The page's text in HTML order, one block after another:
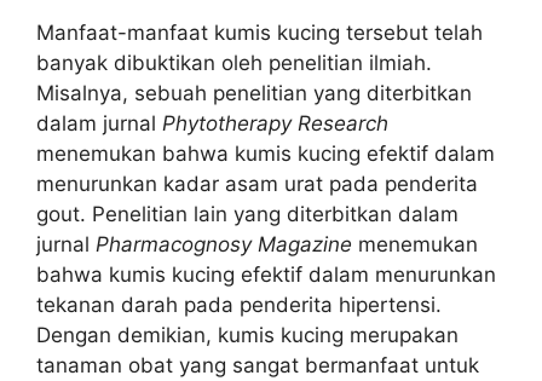
Manfaat-manfaat kumis kucing tersebut telah
banyak dibuktikan oleh penelitian ilmiah.
Misalnya, sebuah penelitian yang diterbitkan
dalam jurnal Phytotherapy Research
menemukan bahwa kumis kucing efektif dalam
menurunkan kadar asam urat pada penderita
gout. Penelitian lain yang diterbitkan dalam
jurnal Pharmacognosy Magazine menemukan
bahwa kumis kucing efektif dalam menurunkan
tekanan darah pada penderita hipertensi.
Dengan demikian, kumis kucing merupakan
tanaman obat yang sangat bermanfaat untuk